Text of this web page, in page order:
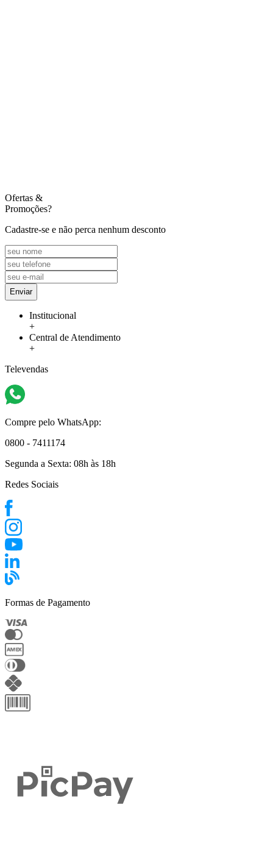
Ofertas &
Promoções?
Cadastre-se e não perca nenhum desconto
Enviar
Institucional
+
Central de Atendimento
+
Televendas
Compre pelo WhatsApp:
0800 - 7411174
Segunda a Sexta: 08h às 18h
Redes Sociais
Formas de Pagamento